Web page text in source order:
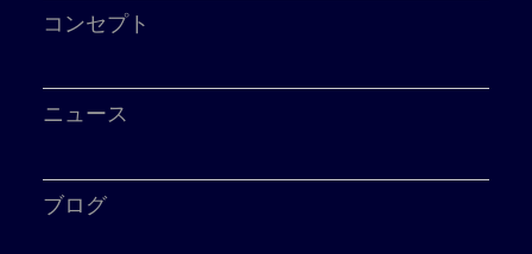
コンセプト
ニュース
ブログ